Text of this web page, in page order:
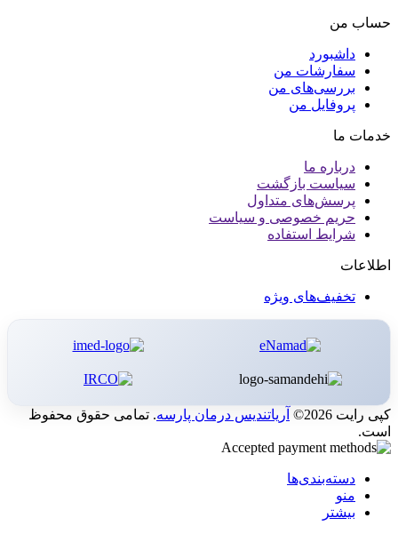
حساب من
داشبورد
سفارشات من
بررسی‌های من
پروفایل من
خدمات ما
درباره ما
سیاست بازگشت
پرسش‌های متداول
حریم خصوصی و سیاست
شرایط استفاده
اطلاعات
تخفیف‌های ویژه
کپی رایت 2026© آریاتندیس درمان پارسه. تمامی حقوق محفوظ
است.
دسته‌بندی‌ها
منو
بیشتر